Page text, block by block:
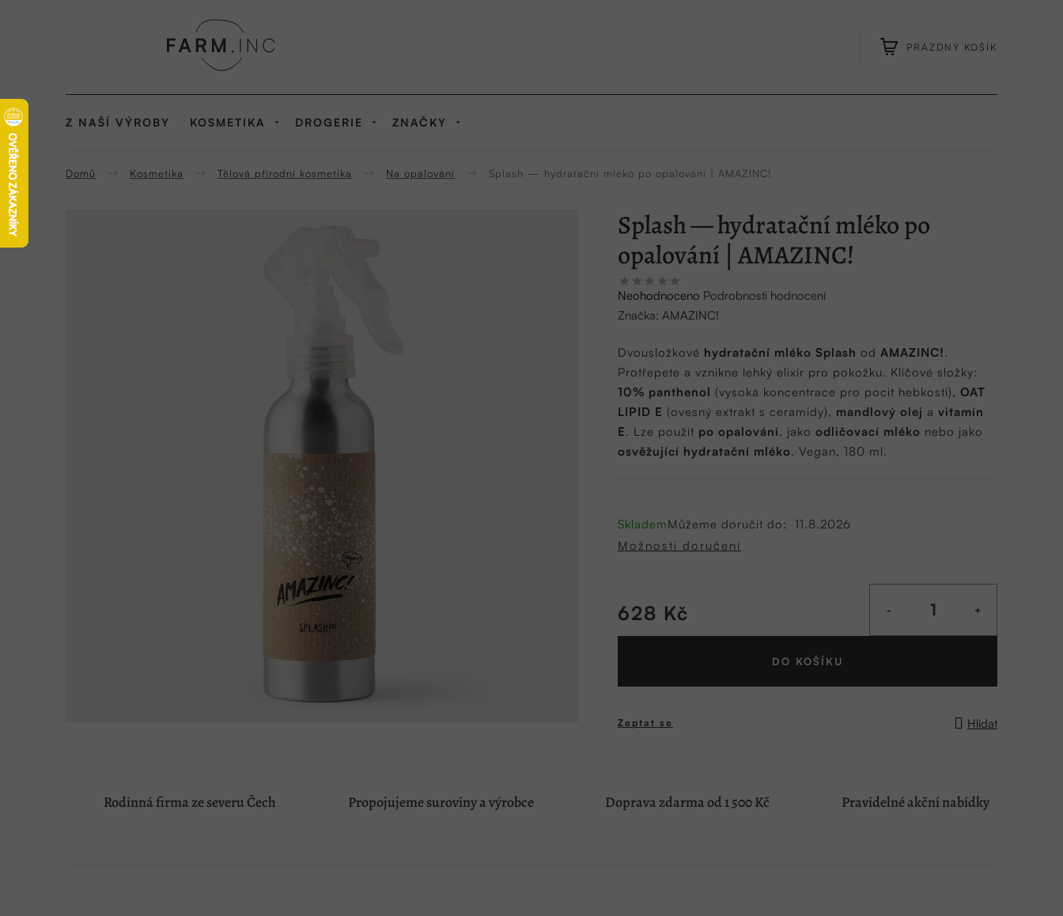
PRÁZDNÝ KOŠÍK
Z NAŠÍ VÝROBY KOSMETIKA DROGERIE ZNAČKY
Domů Kosmetika Tělová přírodní kosmetika Na opalování Splash — hydratační mléko po opalování | AMAZINC!
Splash — hydratační mléko po
opalování | AMAZINC!
Průměrné
hodnocení
produktu
Neohodnoceno Podrobnosti hodnocení
Značka: AMAZINC!
Dvousložkové hydratační mléko Splash od AMAZINC!.
Protřepete a vznikne lehký elixír pro pokožku. Klíčové složky:
10% panthenol (vysoká koncentrace pro pocit hebkosti), OAT
LIPID E (ovesný extrakt s ceramidy), mandlový olej a vitamín
E. Lze použít po opalování, jako odličovací mléko nebo jako
osvěžující hydratační mléko. Vegan, 180 ml.
SklademMůžeme doručit do:
11.8.2026
Možnosti doručení
628 Kč
DO KOŠÍKU
Zeptat se Hlídat
Rodinná firma ze severu Čech Propojujeme suroviny a výrobce Doprava zdarma od 1 500 Kč Pravidelné akční nabídky